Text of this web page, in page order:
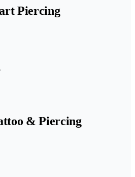
Piercing
& Piercing